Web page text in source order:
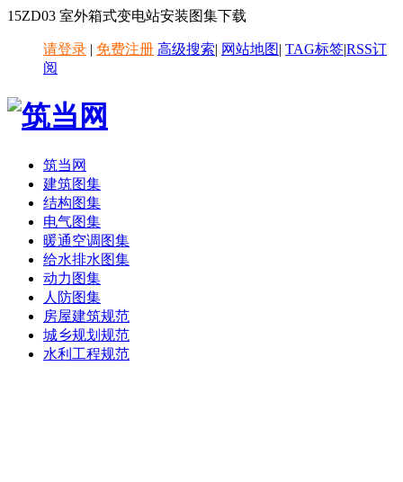
15ZD03 室外箱式变电站安装图集下载
请登录 | 免费注册 高级搜索| 网站地图| TAG标签|RSS订
阅
筑当网
建筑图集
结构图集
电气图集
暖通空调图集
给水排水图集
动力图集
人防图集
房屋建筑规范
城乡规划规范
水利工程规范